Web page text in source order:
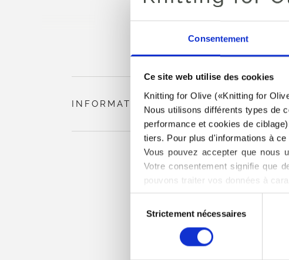
Consentement
Ce site web utilise des cookies
Knitting for Olive («Knitting for
Nous utilisons différents types de
performance et cookies de
tiers. Pour plus d'informations à
Vous pouvez accepter que nous
Votre consentement signifie que
pouvons traiter vos données à
Vous pouvez modifier ou retirer
trouverez également des
consentement
Strictement nécessaires
INFORMATIONS SUR LE PRODUIT